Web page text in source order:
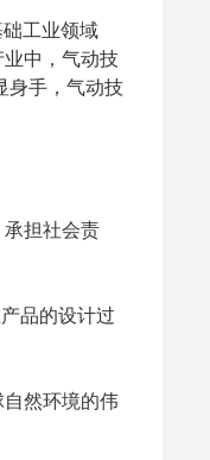
工业领域
中，气动技
身手，气动技
担社会责
品的设计过
然环境的伟